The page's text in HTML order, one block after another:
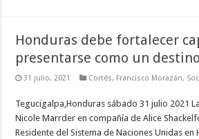
Honduras debe fortalecer
presentarse como un
31 julio, 2021 Cortés, Francisco Morazán,
Tegucigalpa,Honduras sábado 31 julio 2021
Nicole Marrder en compañía de Alice
Residente del Sistema de Naciones Unidas